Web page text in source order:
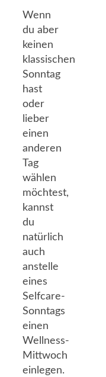
Wenn
du aber
keinen
klassischen
Sonntag
hast
oder
lieber
einen
anderen
Tag
wählen
möchtest,
kannst
du
natürlich
auch
anstelle
eines
Selfcare-
Sonntags
einen
Wellness-
Mittwoch
einlegen.